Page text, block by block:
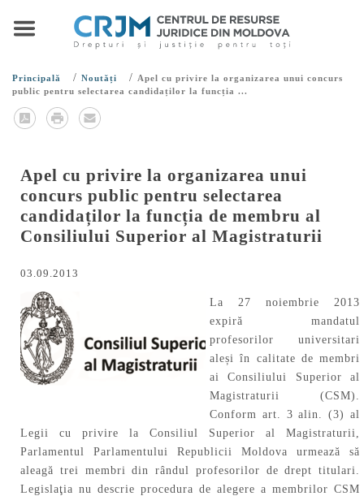
Principală / Noutăți / Apel cu privire la organizarea unui concurs
public pentru selectarea candidaților la funcția ...
Apel cu privire la organizarea unui
concurs public pentru selectarea
candidaților la funcția de membru al
Consiliului Superior al Magistraturii
03.09.2013
La 27 noiembrie 2013
expiră mandatul
profesorilor universitari
aleși în calitate de membri
ai Consiliului Superior al
Magistraturii (CSM).
Conform art. 3 alin. (3) al
Legii cu privire la Consiliul Superior al Magistraturii,
Parlamentul Parlamentului Republicii Moldova urmează să
aleagă trei membri din rândul profesorilor de drept titulari.
Legislaţia nu descrie procedura de alegere a membrilor CSM